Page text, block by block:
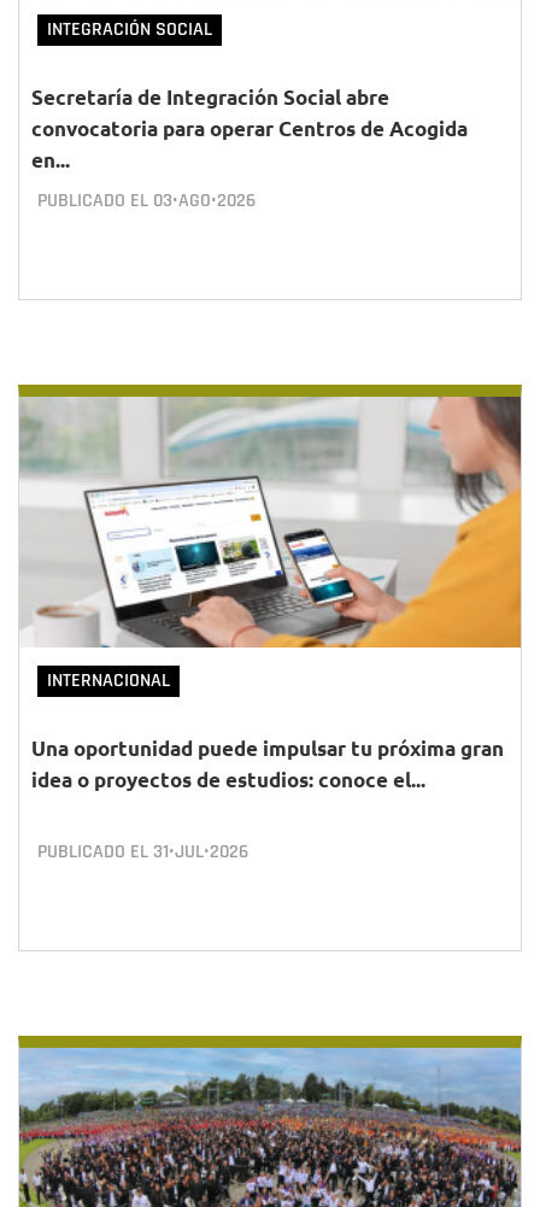
INTEGRACIÓN SOCIAL
Secretaría de Integración Social abre
convocatoria para operar Centros de Acogida
en...
PUBLICADO EL 03•AGO•2026
INTERNACIONAL
Una oportunidad puede impulsar tu próxima gran
idea o proyectos de estudios: conoce el...
PUBLICADO EL 31•JUL•2026